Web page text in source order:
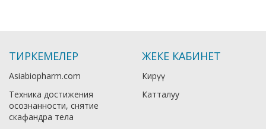
ТИРКЕМЕЛЕР
Asiabiopharm.com
Техника достижения
осознанности, снятие
скафандра тела
ЖЕКЕ КАБИНЕТ
Кирүү
Катталуу